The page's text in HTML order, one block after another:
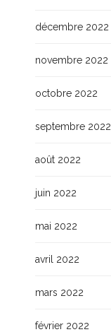
décembre 2022
novembre 2022
octobre 2022
septembre 2022
août 2022
juin 2022
mai 2022
avril 2022
mars 2022
février 2022